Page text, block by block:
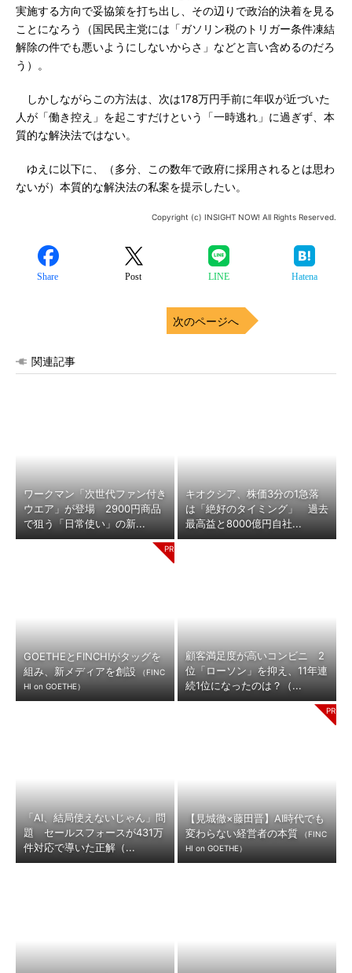
実施する方向で妥協策を打ち出し、その辺りで政治的決着を見る
ことになろう（国民民主党には「ガソリン税のトリガー条件凍結
解除の件でも悪いようにしないからさ」などと言い含めるのだろ
う）。
しかしながらこの方法は、次は178万円手前に年収が近づいた
人が「働き控え」を起こすだけという「一時逃れ」に過ぎず、本
質的な解決法ではない。
ゆえに以下に、（多分、この数年で政府に採用されるとは思わ
ないが）本質的な解決法の私案を提示したい。
Copyright (c) INSIGHT NOW! All Rights Reserved.
Share Post LINE Hatena
次のページへ
関連記事
ワークマン「次世代ファン付き
ウエア」が登場 2900円商品
で狙う「日常使い」の新...
キオクシア、株価3分の1急落
は「絶好のタイミング」 過去
最高益と8000億円自社...
GOETHEとFINCHIがタッグを
組み、新メディアを創設
（FINC
HI on GOETHE）
顧客満足度が高いコンビニ 2
位「ローソン」を抑え、11年連
続1位になったのは？（...
「AI、結局使えないじゃん」問
題 セールスフォースが431万
件対応で導いた正解（...
【見城徹×藤田晋】AI時代でも
変わらない経営者の本質
（FINC
HI on GOETHE）